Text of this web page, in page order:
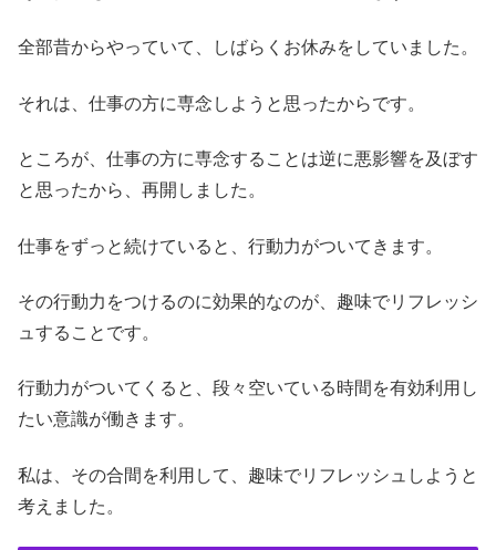
全部昔からやっていて、しばらくお休みをしていました。
それは、仕事の方に専念しようと思ったからです。
ところが、仕事の方に専念することは逆に悪影響を及ぼす
と思ったから、再開しました。
仕事をずっと続けていると、行動力がついてきます。
その行動力をつけるのに効果的なのが、趣味でリフレッシ
ュすることです。
行動力がついてくると、段々空いている時間を有効利用し
たい意識が働きます。
私は、その合間を利用して、趣味でリフレッシュしようと
考えました。